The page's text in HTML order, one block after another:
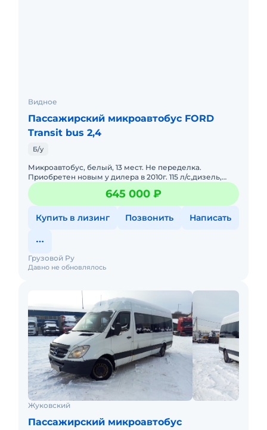
Видное
Пассажирский микроавтобус FORD
Transit bus 2,4
Б/у
Микроавтобус, белый, 13 мест. Не переделка.
Приобретен новым у дилера в 2010г. 115 л/с,дизель,
обогрев лобового, датчик дождя, кондиционер, ABS.
Один хозяин.
645 000 ₽
Купить в лизинг Позвонить Написать
Давно не обновлялось
Грузовой Ру
Жуковский
Пассажирский микроавтобус